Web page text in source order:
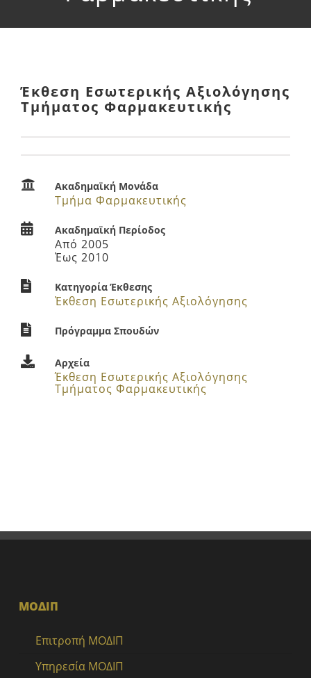
Χρήσιμο Υλικό
Έκθεση Εσωτερικής Αξιολόγησης
Τμήματος Φαρμακευτικής
Ακαδημαϊκή Μονάδα
Τμήμα Φαρμακευτικής
Ακαδημαϊκή Περίοδος
Από 2005
Έως 2010
Κατηγορία Έκθεσης
Έκθεση Εσωτερικής Αξιολόγησης
Πρόγραμμα Σπουδών
Αρχεία
Έκθεση Εσωτερικής Αξιολόγησης
Τμήματος Φαρμακευτικής
ΜΟΔΙΠ
Επιτροπή ΜΟΔΙΠ
Υπηρεσία ΜΟΔΙΠ